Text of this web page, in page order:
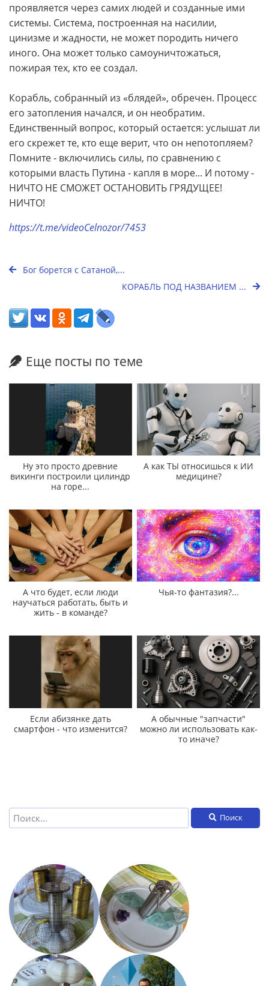
проявляется через самих людей и созданные ими
системы. Система, построенная на насилии,
цинизме и жадности, не может породить ничего
иного. Она может только самоуничтожаться,
пожирая тех, кто ее создал.
Корабль, собранный из «блядей», обречен. Процесс
его затопления начался, и он необратим.
Единственный вопрос, который остается: услышат ли
его скрежет те, кто еще верит, что он непотопляем?
Помните - включились силы, по сравнению с
которыми власть Путина - капля в море... И потому -
НИЧТО НЕ СМОЖЕТ ОСТАНОВИТЬ ГРЯДУЩЕЕ!
НИЧТО!
https://t.me/videoCelnozor/7453
Бог борется с Сатаной,...
КОРАБЛЬ ПОД НАЗВАНИЕМ ...
Еще посты по теме
Ну это просто древние
викинги построили цилиндр
на горе...
А как ТЫ относишься к ИИ
медицине?
А что будет, если люди
научаться работать, быть и
жить - в команде?
Чья-то фантазия?...
Если абизянке дать
смартфон - что изменится?
А обычные "запчасти"
можно ли использовать как-
то иначе?
Поиск